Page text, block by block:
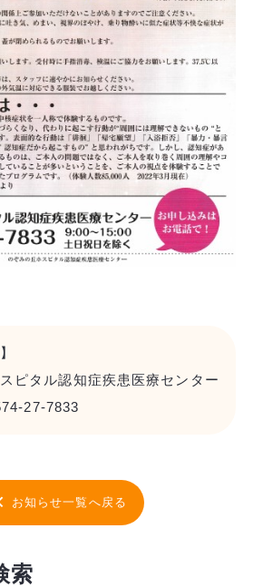
ピタル認知症疾患医療センター
27-7833
お知らせ一覧へ戻る
索